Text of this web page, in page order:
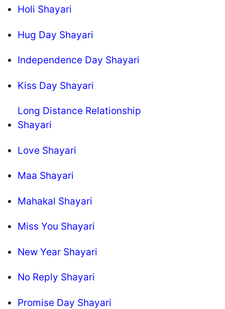
Holi Shayari
Hug Day Shayari
Independence Day Shayari
Kiss Day Shayari
Long Distance Relationship
Shayari
Love Shayari
Maa Shayari
Mahakal Shayari
Miss You Shayari
New Year Shayari
No Reply Shayari
Promise Day Shayari